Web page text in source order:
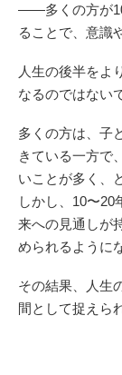
——多くの方が
ることで、意識
人生の後半をよ
なるのではない
多くの方は、子
きている一方で
いことが多く、
しかし、10〜
来への見通しが
められるように
その結果、人生
間として捉えら